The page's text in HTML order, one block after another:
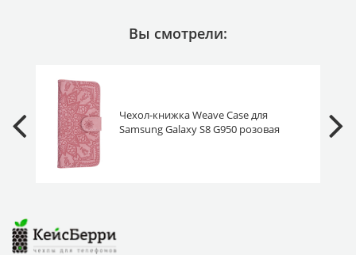
Вы смотрели:
Чехол-книжка Weave Case для
Samsung Galaxy S8 G950 розовая